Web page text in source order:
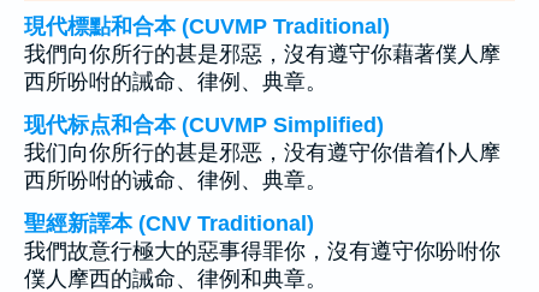
現代標點和合本 (CUVMP Traditional)
我們向你所行的甚是邪惡，沒有遵守你藉著僕人摩
西所吩咐的誡命、律例、典章。
现代标点和合本 (CUVMP Simplified)
我们向你所行的甚是邪恶，没有遵守你借着仆人摩
西所吩咐的诫命、律例、典章。
聖經新譯本 (CNV Traditional)
我們故意行極大的惡事得罪你，沒有遵守你吩咐你
僕人摩西的誡命、律例和典章。